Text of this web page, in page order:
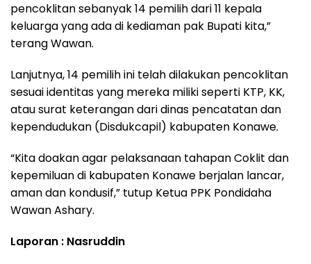
pencoklitan sebanyak 14 pemilih dari 11 kepala
keluarga yang ada di kediaman pak Bupati kita,”
terang Wawan.
Lanjutnya, 14 pemilih ini telah dilakukan pencoklitan
sesuai identitas yang mereka miliki seperti KTP, KK,
atau surat keterangan dari dinas pencatatan dan
kependudukan (Disdukcapil) kabupaten Konawe.
“Kita doakan agar pelaksanaan tahapan Coklit dan
kepemiluan di kabupaten Konawe berjalan lancar,
aman dan kondusif,” tutup Ketua PPK Pondidaha
Wawan Ashary.
Laporan : Nasruddin